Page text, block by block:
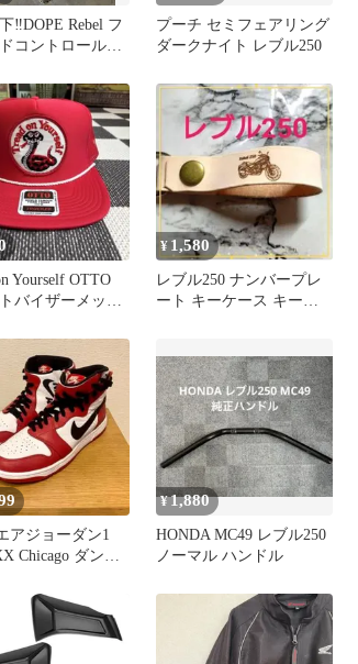
‼️DOPE Rebel フ
コントロール専
プーチ セミフェアリング
ダークナイト レブル250
Yourself OTTO
バイザーメッシ
¥ 1,580
レブル250 ナンバープレ
ート キーケース キーホ
アジョーダン1
Chicago ダンク
¥1,880
HONDA MC49 レブル250
ノーマル ハンドル